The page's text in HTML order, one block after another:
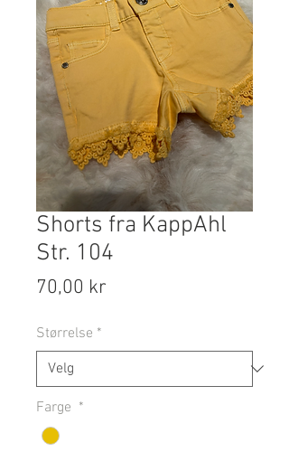
Shorts fra KappAhl
Str. 104
70,00 kr
Størrelse *
Farge *